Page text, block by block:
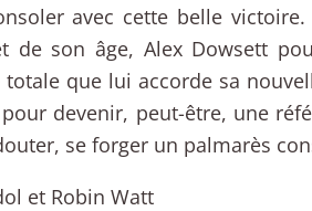
avec cette belle
de son âge, Alex Dowsett
totale que lui accorde sa
devenir, peut-être, une
se forger un palmarès
et Robin Watt